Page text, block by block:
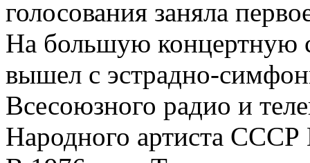
голосования заняла
На большую концертную
вышел с эстрадно-
Всесоюзного радио и
Народного артиста